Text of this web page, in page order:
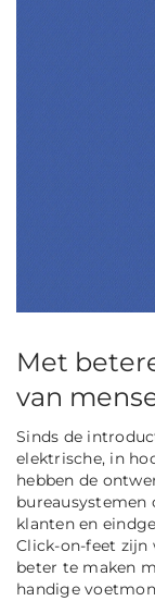
Met
van
Sinds de
elektrische, in
hebben de
bureausystemen
klanten en
Click-on-feet zijn
beter te maken
handige